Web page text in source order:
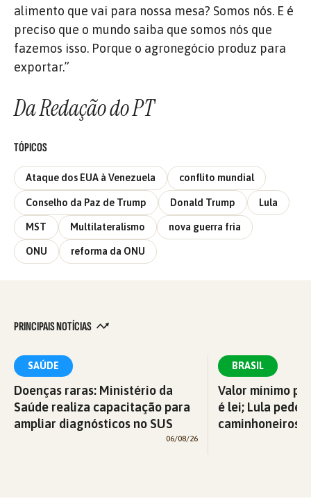
alimento que vai para nossa mesa? Somos nós. E é
preciso que o mundo saiba que somos nós que
fazemos isso. Porque o agronegócio produz para
exportar.”
Da Redação do PT
TÓPICOS
Ataque dos EUA à Venezuela conflito mundial
Conselho da Paz de Trump Donald Trump Lula
MST Multilateralismo nova guerra fria
ONU reforma da ONU
PRINCIPAIS NOTÍCIAS
SAÚDE
Doenças raras: Ministério da
Saúde realiza capacitação para
ampliar diagnósticos no SUS
06/08/26
BRASIL
Valor mínimo
é lei; Lula pede
caminhoneiros